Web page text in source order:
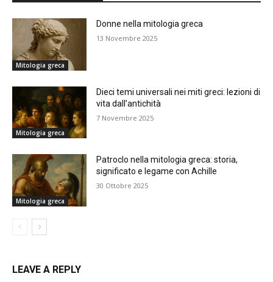
Mitologia greca
Donne nella mitologia greca
13 Novembre 2025
Mitologia greca
Dieci temi universali nei miti greci: lezioni di
vita dall’antichità
7 Novembre 2025
Mitologia greca
Patroclo nella mitologia greca: storia,
significato e legame con Achille
30 Ottobre 2025
LEAVE A REPLY